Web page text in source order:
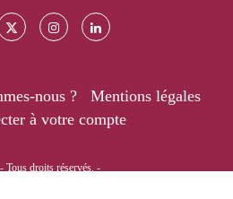
nous ?
Mentions légales
à votre compte
Tous droits réservés. -